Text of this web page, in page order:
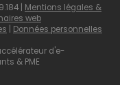
| Mentions légales &
web
Données personnelles
d'e-
& PME